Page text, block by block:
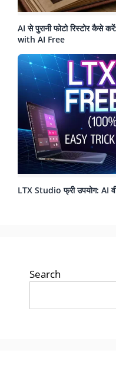
AI से पुरानी फोटो रिस्टोर
with AI Free
LTX Studio फ्री उपयोग: AI
Search